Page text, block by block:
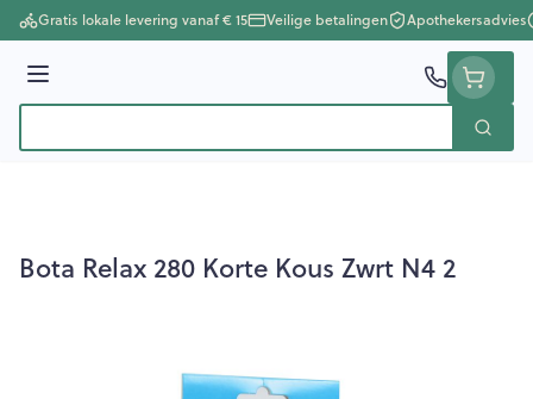
Ga naar de inhoud
Gratis lokale levering vanaf € 15 Veilige betalingen Apothekersadvies
Menu
Zoek
Bota Relax 280 Korte Kous Zwrt N4 2